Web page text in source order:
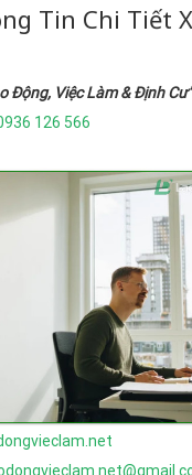
Tin Chi Tiết
Động, Việc Làm & Định Cư”
126 566